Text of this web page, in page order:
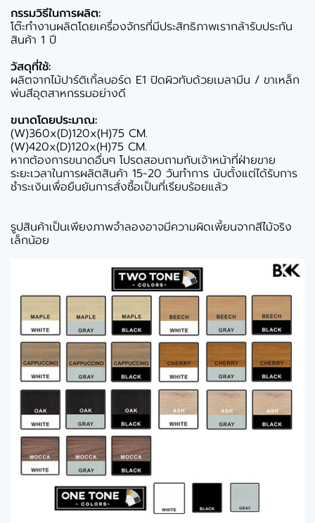
กรรมวิธีในการผลิต:
โต๊ะทำงานผลิตโดยเครื่องจักรที่มีประสิทธิภาพเรากล้ารับประกัน
สินค้า 1 ปี
วัสดุที่ใช้:
ผลิตจากไม้ปาร์ติเกิ้ลบอร์ด E1 ปิดผิวทับด้วยเมลามีน / ขาเหล็ก
พ่นสีอุตสาหกรรมอย่างดี
ขนาดโดยประมาณ:
(W)360x(D)120x(H)75 CM.
(W)420x(D)120x(H)75 CM.
หากต้องการขนาดอื่นๆ โปรดสอบถามกับเจ้าหน้าที่ฝ่ายขาย
ระยะเวลาในการผลิตสินค้า 15-20 วันทำการ นับตั้งแต่ได้รับการ
ชำระเงินเพื่อยืนยันการสั่งซื้อเป็นที่เรียบร้อยแล้ว
รูปสินค้าเป็นเพียงภาพจำลองอาจมีความผิดเพี้ยนจากสีไม้จริง
เล็กน้อย